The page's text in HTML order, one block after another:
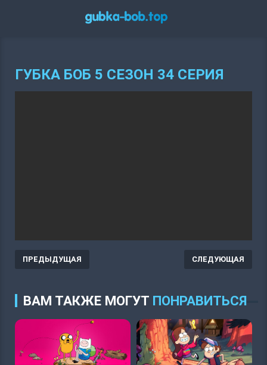
ГУБКА БОБ 5 СЕЗОН 34 СЕРИЯ
ПРЕДЫДУЩАЯ СЛЕДУЮЩАЯ
ВАМ ТАКЖЕ МОГУТ ПОНРАВИТЬСЯ